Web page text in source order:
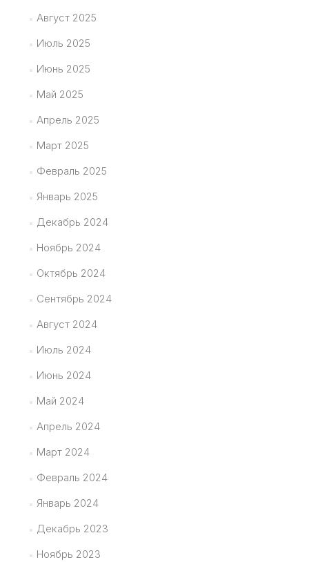
Август 2025
Июль 2025
Июнь 2025
Май 2025
Апрель 2025
Март 2025
Февраль 2025
Январь 2025
Декабрь 2024
Ноябрь 2024
Октябрь 2024
Сентябрь 2024
Август 2024
Июль 2024
Июнь 2024
Май 2024
Апрель 2024
Март 2024
Февраль 2024
Январь 2024
Декабрь 2023
Ноябрь 2023